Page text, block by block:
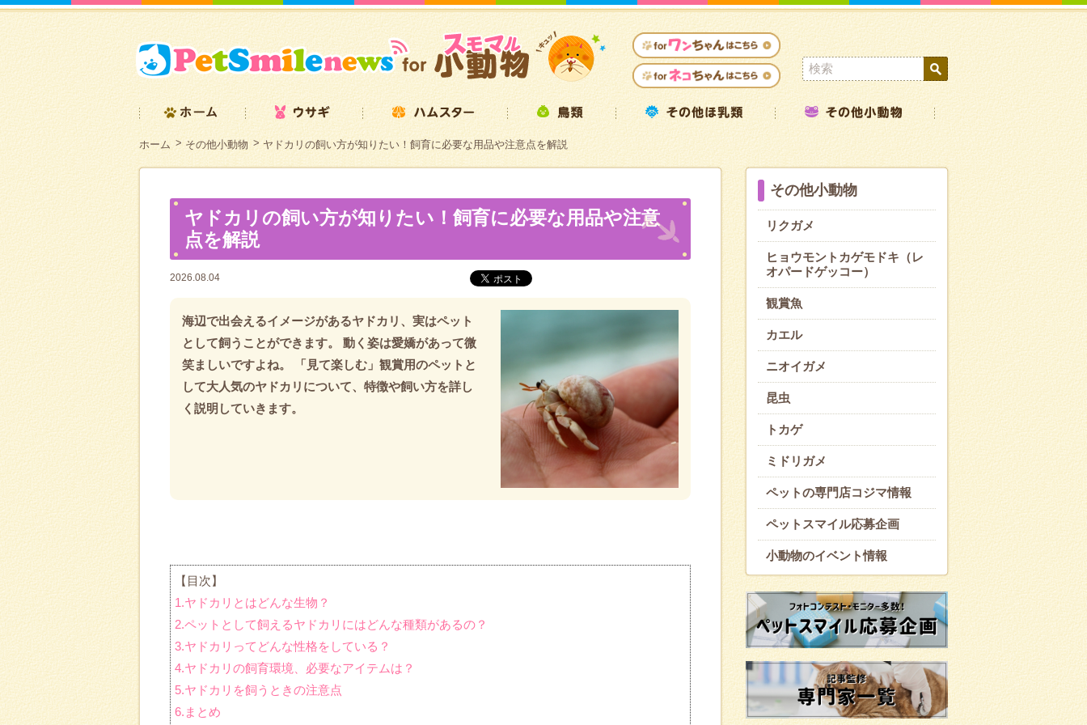
ホーム その他小動物 ヤドカリの飼い方が知りたい！飼育に必要な用品や注意点を解説
ヤドカリの飼い方が知りたい！飼育に必要な用品や注意
点を解説
2026.08.04
海辺で出会えるイメージがあるヤドカリ、実はペット
として飼うことができます。 動く姿は愛嬌があって微
笑ましいですよね。 「見て楽しむ」観賞用のペットと
して大人気のヤドカリについて、特徴や飼い方を詳し
く説明していきます。
【目次】
1.ヤドカリとはどんな生物？
2.ペットとして飼えるヤドカリにはどんな種類があるの？
3.ヤドカリってどんな性格をしている？
4.ヤドカリの飼育環境、必要なアイテムは？
5.ヤドカリを飼うときの注意点
6.まとめ
その他小動物
リクガメ
ヒョウモントカゲモドキ（レ
オパードゲッコー）
観賞魚
カエル
ニオイガメ
昆虫
トカゲ
ミドリガメ
ペットの専門店コジマ情報
ペットスマイル応募企画
小動物のイベント情報